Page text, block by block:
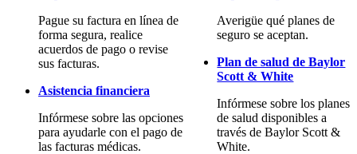
Pague su factura en línea de
forma segura, realice
acuerdos de pago o revise
sus facturas.
Asistencia financiera
Infórmese sobre las opciones
para ayudarle con el pago de
las facturas médicas.
Averigüe qué planes de
seguro se aceptan.
Plan de salud de Baylor
Scott & White
Infórmese sobre los planes
de salud disponibles a
través de Baylor Scott &
White.